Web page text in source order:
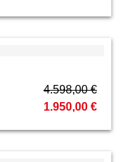
4.598,00 €
1.950,00 €